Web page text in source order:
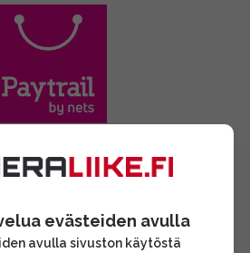
evästeiden avulla
avulla sivuston käytöstä